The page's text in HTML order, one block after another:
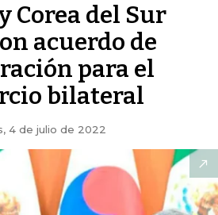
Corea del Sur
acuerdo de
para el
bilateral
4 de julio de 2022